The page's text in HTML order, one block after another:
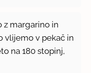
z margarino in
vlijemo v pekač in
na 180 stopinj,